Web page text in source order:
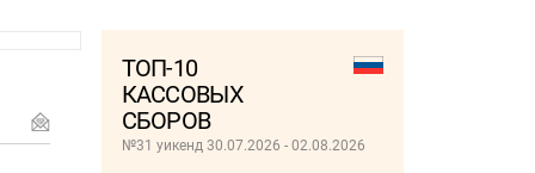
ТОП-10
КАССОВЫХ
СБОРОВ
№31 уикенд 30.07.2026 - 02.08.2026